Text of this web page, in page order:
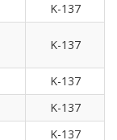
K-137
K-137
K-137
K-137
K-137